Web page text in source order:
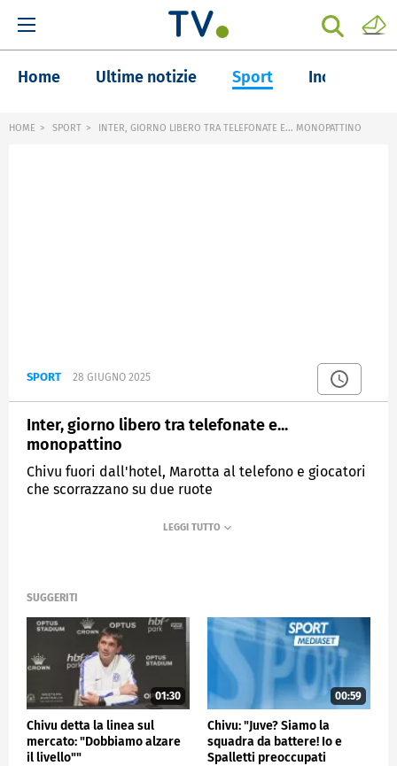
Home Ultime notizie Sport Inchieste
HOME SPORT INTER, GIORNO LIBERO TRA TELEFONATE E... MONOPATTINO
SPORT 28 GIUGNO 2025
Inter, giorno libero tra telefonate e...
monopattino
Chivu fuori dall'hotel, Marotta al telefono e giocatori
che scorrazzano su due ruote
SPORTMEDIASET
SUGGERITI
01:30
Chivu detta la linea sul
mercato: "Dobbiamo alzare
il livello""
00:59
Chivu: "Juve? Siamo la
squadra da battere! Io e
Spalletti preoccupati